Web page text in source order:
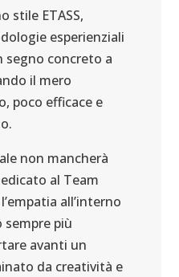
stile ETASS,
esperienziali
segno concreto a
il mero
poco efficace e
non mancherà
al Team
all’interno
sempre più
avanti un
da creatività e